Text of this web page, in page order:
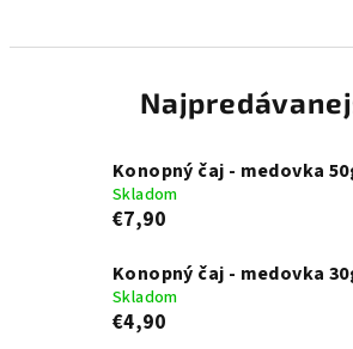
Konopný čaj - medovka
Skladom
€7,90
Konopný čaj - medovka
Skladom
€4,90